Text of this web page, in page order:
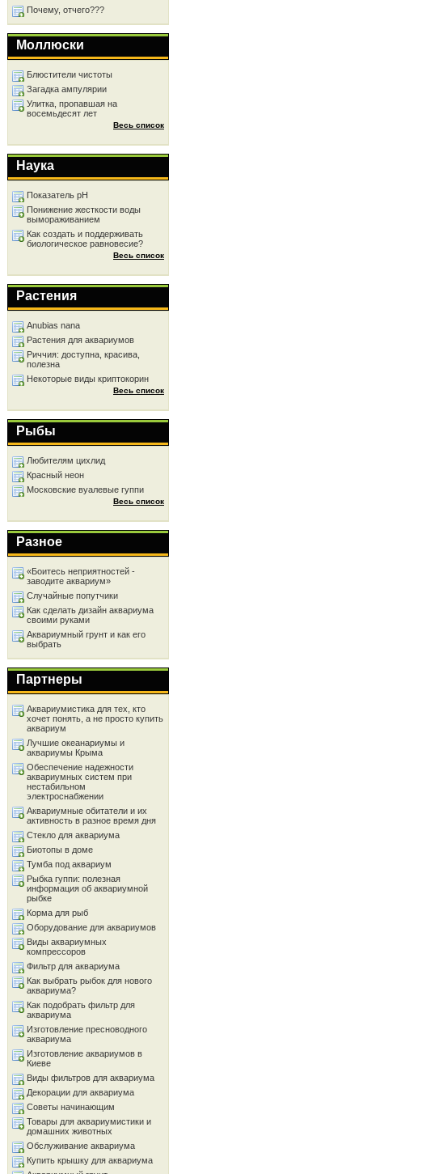
Почему, отчего???
Моллюски
Блюстители чистоты
Загадка ампулярии
Улитка, пропавшая на
восемьдесят лет
Весь список
Наука
Показатель рН
Понижение жесткоcти воды
вымораживанием
Как создать и поддерживать
биологическое равновесие?
Весь список
Растения
Anubias nana
Растения для аквариумов
Риччия: доступна, красива,
полезна
Некоторые виды криптокорин
Весь список
Рыбы
Любителям цихлид
Красный неон
Московские вуалевые гуппи
Весь список
Разное
«Боитесь неприятностей -
заводите аквариум»
Случайные попутчики
Как сделать дизайн аквариума
своими руками
Аквариумный грунт и как его
выбрать
Партнеры
Аквариумистика для тех, кто
хочет понять, а не просто купить
аквариум
Лучшие океанариумы и
аквариумы Крыма
Обеспечение надежности
аквариумных систем при
нестабильном
электроснабжении
Аквариумные обитатели и их
активность в разное время дня
Стекло для аквариума
Биотопы в доме
Тумба под аквариум
Рыбка гуппи: полезная
информация об аквариумной
рыбке
Корма для рыб
Оборудование для аквариумов
Виды аквариумных
компрессоров
Фильтр для аквариума
Как выбрать рыбок для нового
аквариума?
Как подобрать фильтр для
аквариума
Изготовление пресноводного
аквариума
Изготовление аквариумов в
Киеве
Виды фильтров для аквариума
Декорации для аквариума
Советы начинающим
Товары для аквариумистики и
домашних животных
Обслуживание аквариума
Купить крышку для аквариума